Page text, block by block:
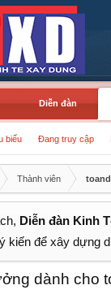
Diễn đàn
biểu Đang truy cập
Thành viên
Diễn đàn Kinh
kiến để xây dựng
dành cho